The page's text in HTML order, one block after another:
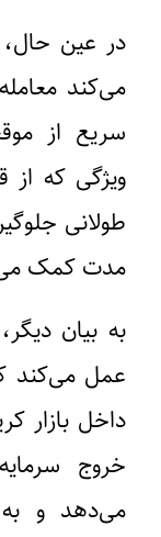
در عین حال،
می‌کند
سریع از
ویژگی که
طولانی
مدت کمک
به بیان
عمل می‌کند
داخل بازار
خروج
می‌دهد و